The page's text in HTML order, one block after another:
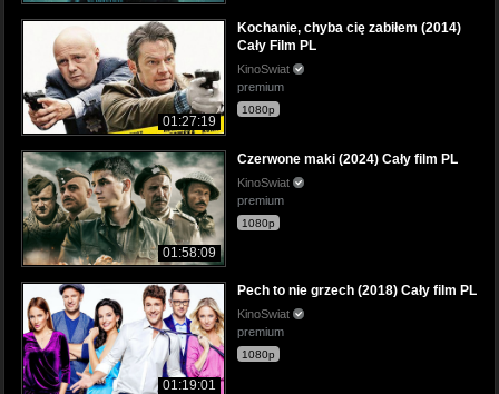
01:27:19
Kochanie, chyba cię zabiłem (2014)
Cały Film PL
KinoSwiat
premium
1080p
01:58:09
Czerwone maki (2024) Cały film PL
KinoSwiat
premium
1080p
01:19:01
Pech to nie grzech (2018) Cały film PL
KinoSwiat
premium
1080p